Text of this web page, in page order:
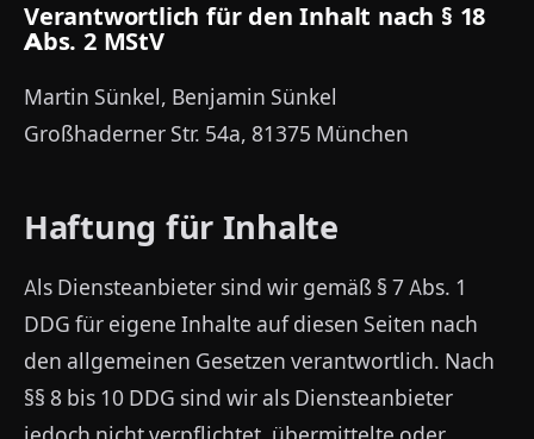
Verantwortlich für den Inhalt nach § 18
Abs. 2 MStV
Martin Sünkel, Benjamin Sünkel
Großhaderner Str. 54a, 81375 München
Haftung für Inhalte
Als Diensteanbieter sind wir gemäß § 7 Abs. 1
DDG für eigene Inhalte auf diesen Seiten nach
den allgemeinen Gesetzen verantwortlich. Nach
§§ 8 bis 10 DDG sind wir als Diensteanbieter